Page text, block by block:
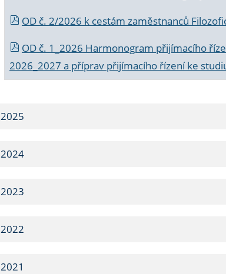
OD č. 2/2026 k cestám zaměstnanců
OD č. 1_2026 Harmonogram přijímacího
2026_2027 a příprav přijímacího řízení ke
2025
2024
2023
2022
2021